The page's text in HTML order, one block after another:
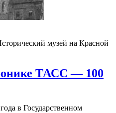
музей на Красной
ТАСС — 100
в Государственном